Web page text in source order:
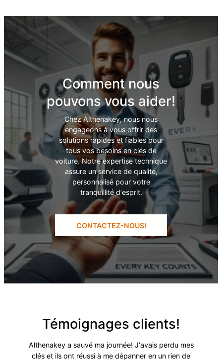
Comment nous
pouvons vous aider!
Chez Althenakey, nous nous
engageons à vous offrir des
solutions rapides et fiables pour
tous vos besoins en clés de
voiture. Notre expertise technique
assure un service de qualité,
personnalisé pour votre
tranquillité dʼesprit.
CONTACTEZ-NOUS!
Témoignages clients!
Althenakey a sauvé ma journée! Jʼavais perdu mes
clés et ils ont réussi à me dépanner en un rien de